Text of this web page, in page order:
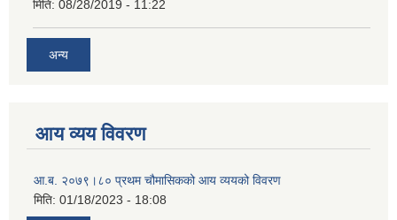
मिति: 08/28/2019 - 11:22
अन्य
आय व्यय विवरण
आ.ब. २०७९।८० प्रथम चौमासिकको आय व्ययको विवरण
मिति: 01/18/2023 - 18:08